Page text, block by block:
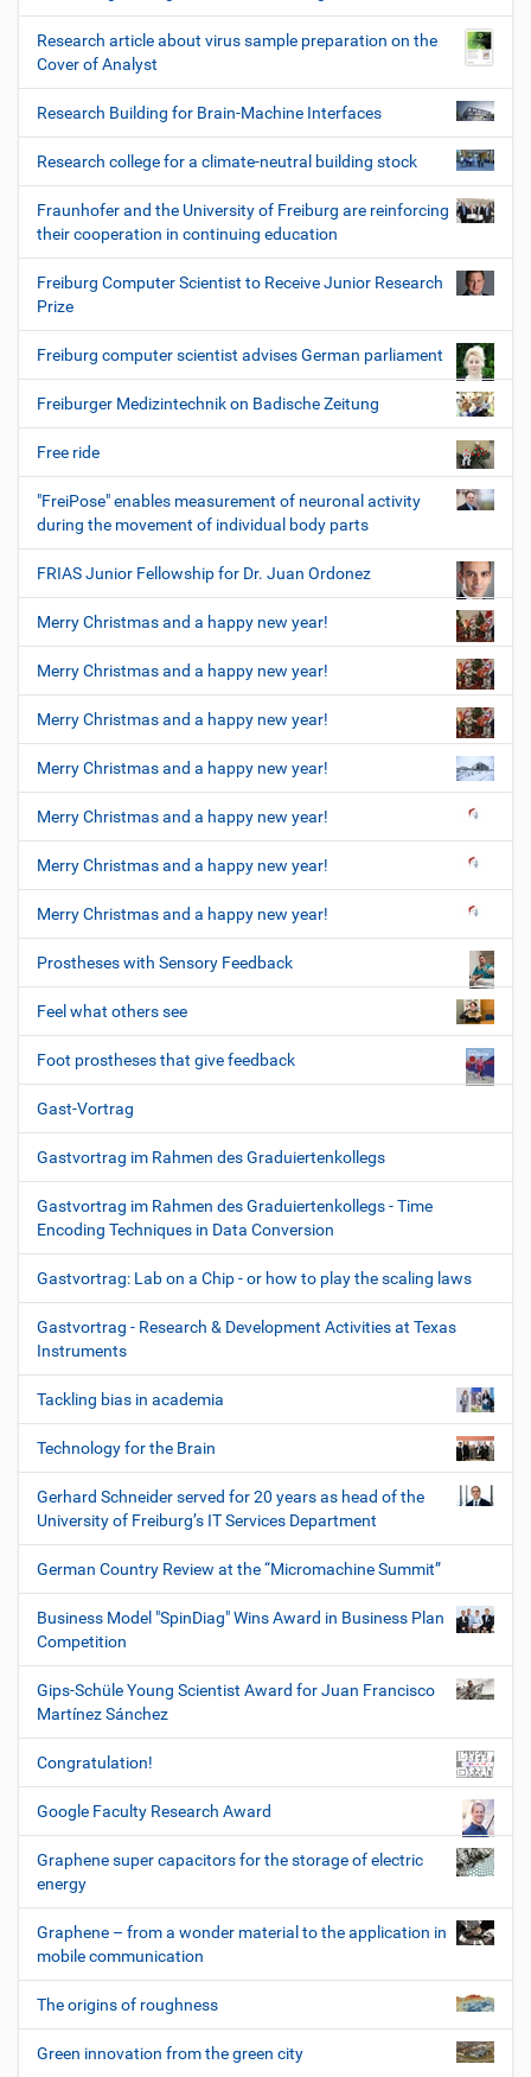
Research article about virus sample preparation on the
Cover of Analyst
Research Building for Brain-Machine Interfaces
Research college for a climate-neutral building stock
Fraunhofer and the University of Freiburg are reinforcing
their cooperation in continuing education
Freiburg Computer Scientist to Receive Junior Research
Prize
Freiburg computer scientist advises German parliament
Freiburger Medizintechnik on Badische Zeitung
Free ride
"FreiPose" enables measurement of neuronal activity
during the movement of individual body parts
FRIAS Junior Fellowship for Dr. Juan Ordonez
Merry Christmas and a happy new year!
Merry Christmas and a happy new year!
Merry Christmas and a happy new year!
Merry Christmas and a happy new year!
Merry Christmas and a happy new year!
Merry Christmas and a happy new year!
Merry Christmas and a happy new year!
Prostheses with Sensory Feedback
Feel what others see
Foot prostheses that give feedback
Gast-Vortrag
Gastvortrag im Rahmen des Graduiertenkollegs
Gastvortrag im Rahmen des Graduiertenkollegs - Time
Encoding Techniques in Data Conversion
Gastvortrag: Lab on a Chip - or how to play the scaling laws
Gastvortrag - Research & Development Activities at Texas
Instruments
Tackling bias in academia
Technology for the Brain
Gerhard Schneider served for 20 years as head of the
University of Freiburg’s IT Services Department
German Country Review at the “Micromachine Summit”
Business Model "SpinDiag" Wins Award in Business Plan
Competition
Gips-Schüle Young Scientist Award for Juan Francisco
Martínez Sánchez
Congratulation!
Google Faculty Research Award
Graphene super capacitors for the storage of electric
energy
Graphene – from a wonder material to the application in
mobile communication
The origins of roughness
Green innovation from the green city